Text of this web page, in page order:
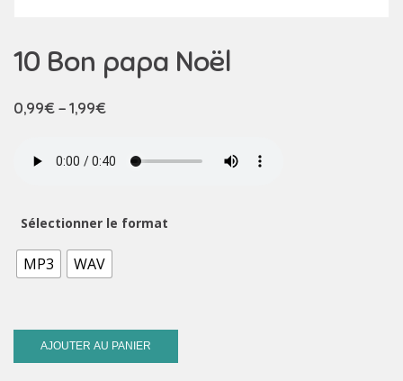
10 Bon papa Noël
0,99€–1,99€
Sélectionner le format
MP3 WAV
AJOUTER AU PANIER